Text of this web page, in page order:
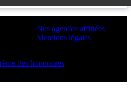
Nos agences affiliées
Mentions légales
des honoraires